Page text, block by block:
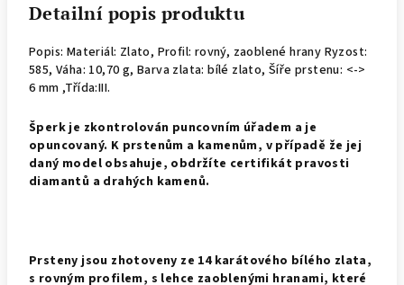
Detailní popis produktu
Popis: Materiál: Zlato, Profil: rovný, zaoblené hrany Ryzost:
585, Váha: 10,70 g, Barva zlata: bílé zlato, Šíře prstenu: <->
6 mm ,Třída:III.
Šperk je zkontrolován puncovním úřadem a je
opuncovaný. K prstenům a kamenům, v případě že jej
daný model obsahuje, obdržíte certifikát pravosti
diamantů a drahých kamenů.
Prsteny jsou zhotoveny ze 14 karátového bílého zlata,
s rovným profilem, s lehce zaoblenými hranami, které